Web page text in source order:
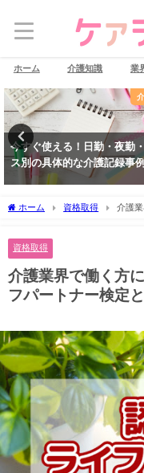
ホーム 介護知識 業
今すぐ使える！日勤・夜勤
ス別の具体的な介護記録事例
ホーム 資格取得
介護
資格取得
介護業界で働く方
フパートナー検定